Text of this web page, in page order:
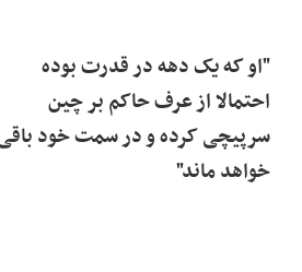
"او که یک دهه در قدرت بوده
احتمالا از عرف حاکم بر چین
سرپیچی کرده و در سمت خود
خواهد ماند"